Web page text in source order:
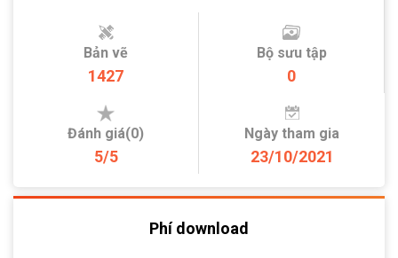
Bản vẽ
1427
Bộ sưu tập
0
Đánh giá(0)
5/5
Ngày tham gia
23/10/2021
Phí download